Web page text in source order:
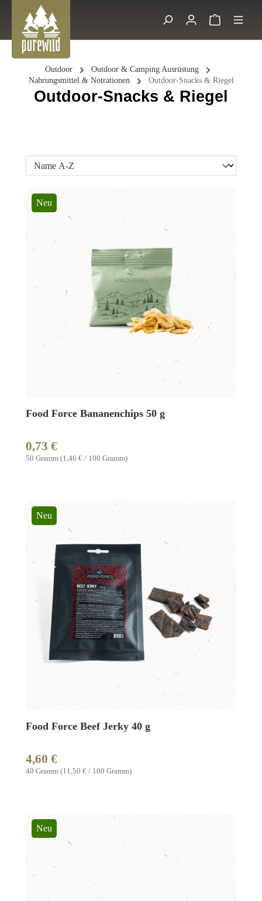
Zum Hauptinhalt springen
Suche
Outdoor
Outdoor & Camping Ausrüstung
Nahrungsmittel & Notrationen
Outdoor-Snacks & Riegel
Outdoor-Snacks & Riegel
Neu
Food Force Bananenchips 50 g
50 Gramm (1,46 € / 100 Gramm)
Regulärer Preis:
0,73 €
Neu
Food Force Beef Jerky 40 g
40 Gramm (11,50 € / 100 Gramm)
Regulärer Preis:
4,60 €
Neu